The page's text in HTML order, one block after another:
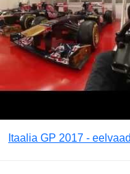
Itaalia GP 2017 -